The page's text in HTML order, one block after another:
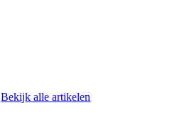
Bekijk alle artikelen